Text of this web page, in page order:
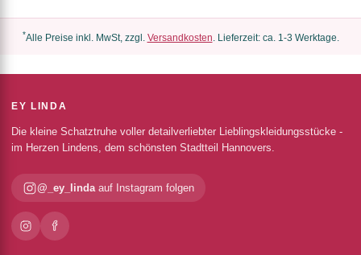
*Alle Preise inkl. MwSt, zzgl. Versandkosten. Lieferzeit: ca. 1-3 Werktage.
EY LINDA
Die kleine Schatztruhe voller detailverliebter Lieblingskleidungsstücke -
im Herzen Lindens, dem schönsten Stadtteil Hannovers.
@_ey_lindaauf Instagram folgen